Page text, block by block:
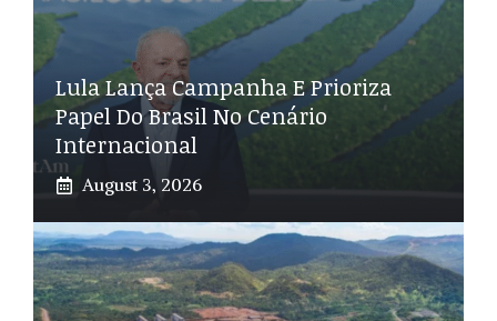
Lula Lança Campanha E Prioriza
Papel Do Brasil No Cenário
Internacional
August 3, 2026